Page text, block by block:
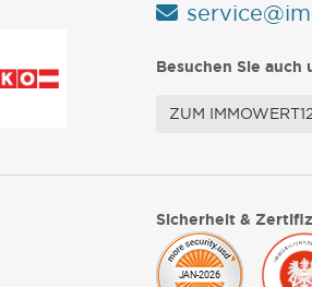
Besuchen Sie auch
ZUM
Sicherheit &